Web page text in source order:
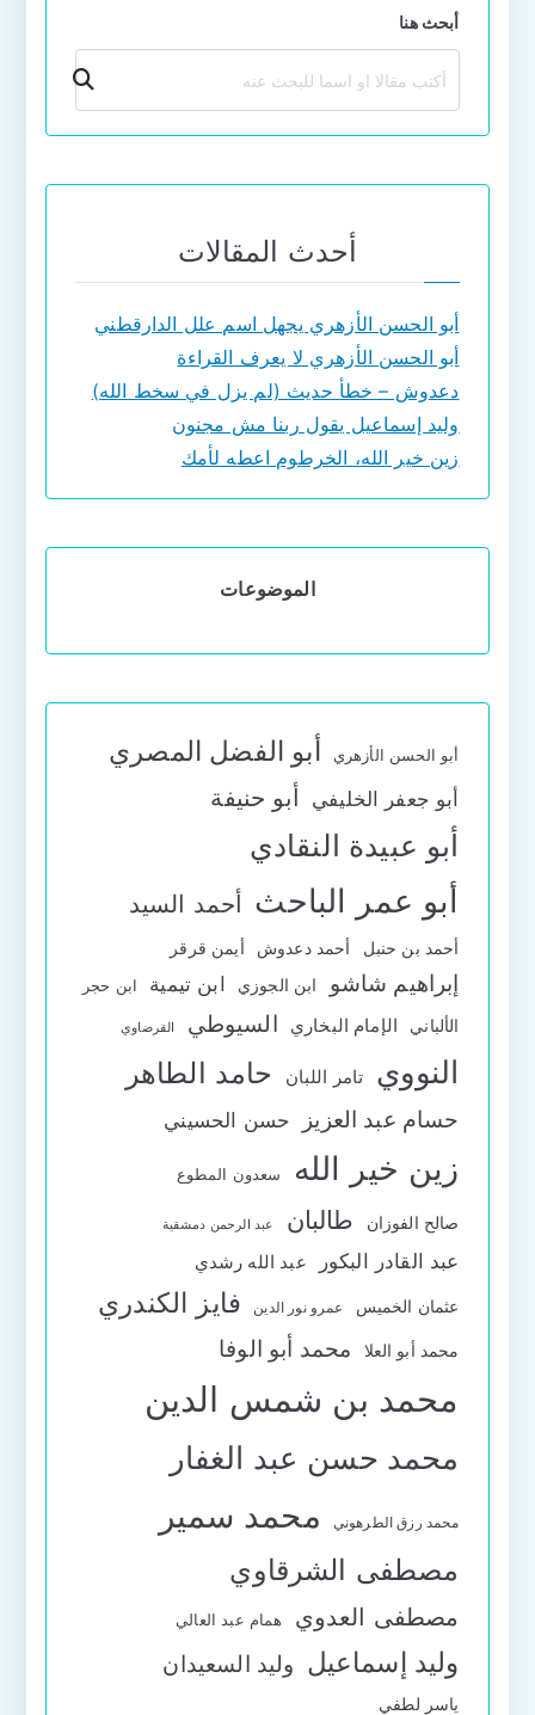
أبحث هنا
بحث
أحدث المقالات
أبو الحسن الأزهري يجهل اسم علل الدارقطني
أبو الحسن الأزهري لا يعرف القراءة
دعدوش – خطأ حديث (لم يزل في سخط الله)
وليد إسماعيل يقول ربنا مش مجنون
زين خير الله، الخرطوم اعطه لأمك
الموضوعات
أبو الحسن الأزهري أبو الفضل المصري
أبو جعفر الخليفي أبو حنيفة
أبو عبيدة النقادي
أبو عمر الباحث أحمد السيد
أحمد بن حنبل أحمد دعدوش أيمن قرقر
إبراهيم شاشو ابن الجوزي ابن تيمية ابن حجر
الألباني الإمام البخاري السيوطي القرضاوي
النووي تامر اللبان حامد الطاهر
حسام عبد العزيز حسن الحسيني
زين خير الله سعدون المطوع
صالح الفوزان طالبان عبد الرحمن دمشقية
عبد القادر البكور عبد الله رشدي
عثمان الخميس عمرو نور الدين فايز الكندري
محمد أبو العلا محمد أبو الوفا
محمد بن شمس الدين
محمد حسن عبد الغفار
محمد رزق الطرهوني محمد سمير
مصطفى الشرقاوي
مصطفى العدوي همام عبد العالي
وليد إسماعيل وليد السعيدان
ياسر لطفي